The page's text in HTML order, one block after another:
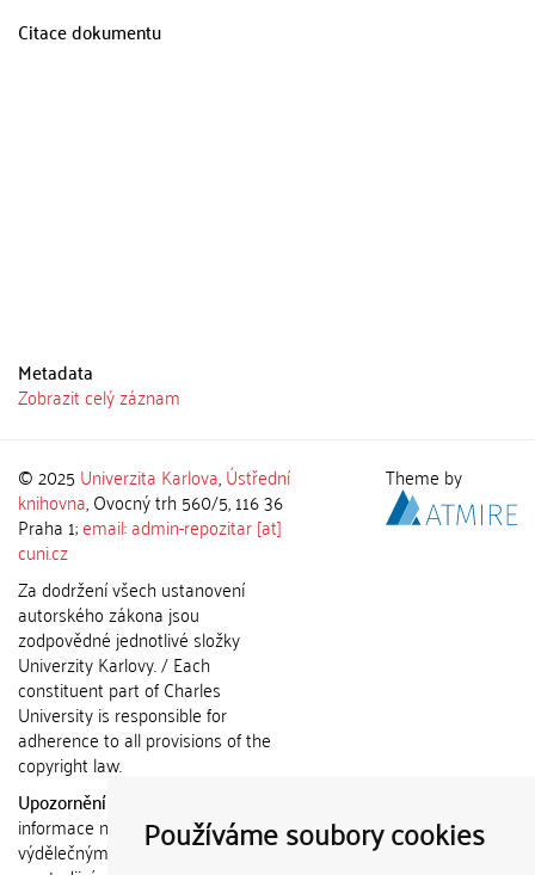
Používáme soubory cookies
Citace dokumentu
Metadata
Zobrazit celý záznam
© 2025 Univerzita Karlova,Ústřední
knihovna, Ovocný trh 560/5, 116 36
Praha 1;email: admin-repozitar [at]
cuni.cz
Za dodržení všech ustanovení
autorského zákona jsou
zodpovědné jednotlivé složky
Univerzity Karlovy. / Each
constituent part of Charles
University is responsible for
adherence to all provisions of the
copyright law.
Upozornění / Notice:
informace nemohou být použity k
výdělečným účelům nebo vydávány
Theme by